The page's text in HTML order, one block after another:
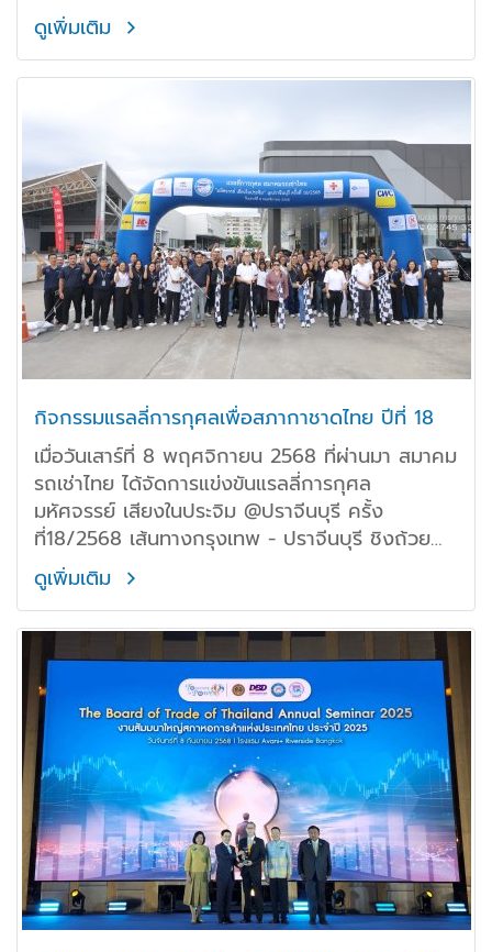
และให้การต้อนรับสมาชิกอย่างอบอุ่นในโอกาสนี้
ดร.นที วรรธนะโกวินท์ นายกสมาคม พร้อมด้วย คุณ
พรนิฤทธิ์ เลิศธีรพงศ์ กรรมการเหรัญญิกสมาคม
กรรมการผู้จัดการ บริษัท สยามออโต้แบคส์ จำกัด
ในโอกาสสนับสนุนสถานที่จัดประชุม โดยสรุปประเด็น
สาระสำคัญจากการประชุม ดังนี้
ดูเพิ่มเติม
กิจกรรมแรลลี่การกุศลเพื่อสภากาชาดไทย ปีที่ 18
เมื่อวันเสาร์ที่ 8 พฤศจิกายน 2568 ที่ผ่านมา สมาคม
รถเช่าไทย ได้จัดการแข่งขันแรลลี่การกุศล
มหัศจรรย์ เสียงในประจิม @ปราจีนบุรี ครั้ง
ที่18/2568 เส้นทางกรุงเทพ - ปราจีนบุรี ชิงถ้วย
ประทานของพระองค์เจ้าวรวงค์เธอ พระองค์เจ้าโสม
สวลี กรมหมื่นสุทธนารีนาถ อันเป็นการหารายได้มอบ
ให้กับสภากาชาดไทย และองค์กรสาธารณะประโยชน์
อื่นๆ โดยมี ดร.นที วรรธนะโกวินท์ นายกสมาคม คุณ
วสันต์ ติรยอุดมสุข อุปนายกสมาคม คุณพรนิฤทธิ์
เลิศธีรพงศ์ กรรมการเหรัญญิก ร่วมในการจัดการ
แข่งขันในครั้งนี้ และได้รับเกียรติจาก คุณตวงรัตน์
ลิขิตพฤกษ์ กรรมการผู้จัดการ บริษัท บีเคเค กรุ๊ป
จำกัด คุณกมลวรรณ ศรีช่วย ผู้แทนจาก
สภากาชาดไทย ร่วมกันตีธงปล่อยรถเปิดการแข่งขัน
ณ โชว์รูม BYD Autopia เทพารักษ์ พร้อมทั้ง
สมาชิกอย่างพร้อมเพรียงและสนุกสนาน
ดูเพิ่มเติม